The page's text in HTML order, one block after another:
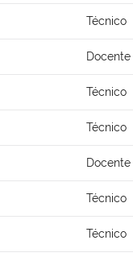
Técnico
Docente
Técnico
Técnico
Docente
Técnico
Técnico